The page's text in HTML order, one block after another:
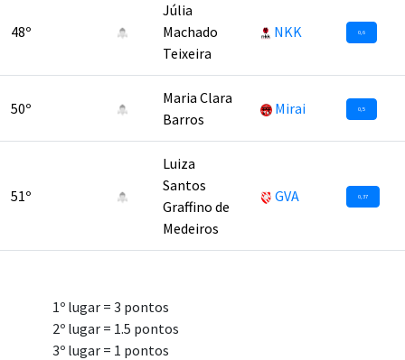
48º
Júlia
Machado
Teixeira
NKK 0,6
50º
Maria Clara
Barros
Mirai 0,5
51º
Luiza
Santos
Graffino de
Medeiros
GVA 0,37
1º lugar = 3 pontos
2º lugar = 1.5 pontos
3º lugar = 1 pontos